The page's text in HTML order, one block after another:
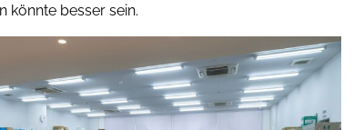
könnte besser sein.